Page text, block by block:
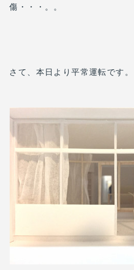
傷・・・。。
さて、本日より平常運転です。